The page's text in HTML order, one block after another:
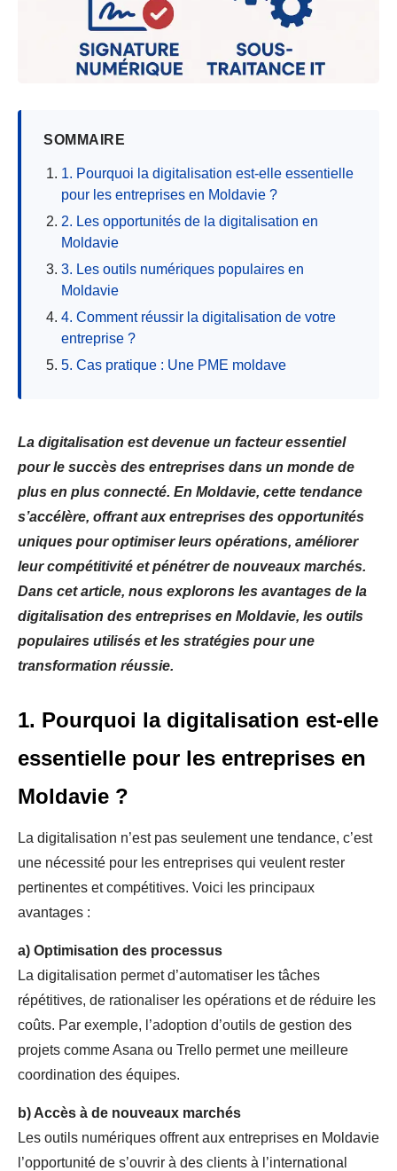
SOMMAIRE
1. Pourquoi la digitalisation est-elle essentielle
pour les entreprises en Moldavie ?
2. Les opportunités de la digitalisation en
Moldavie
3. Les outils numériques populaires en
Moldavie
4. Comment réussir la digitalisation de votre
entreprise ?
5. Cas pratique : Une PME moldave
La digitalisation est devenue un facteur essentiel
pour le succès des entreprises dans un monde de
plus en plus connecté. En Moldavie, cette tendance
s’accélère, offrant aux entreprises des opportunités
uniques pour optimiser leurs opérations, améliorer
leur compétitivité et pénétrer de nouveaux marchés.
Dans cet article, nous explorons les avantages de la
digitalisation des entreprises en Moldavie, les outils
populaires utilisés et les stratégies pour une
transformation réussie.
1. Pourquoi la digitalisation est-elle
essentielle pour les entreprises en
Moldavie ?
La digitalisation n’est pas seulement une tendance, c’est
une nécessité pour les entreprises qui veulent rester
pertinentes et compétitives. Voici les principaux
avantages :
a) Optimisation des processus
La digitalisation permet d’automatiser les tâches
répétitives, de rationaliser les opérations et de réduire les
coûts. Par exemple, l’adoption d’outils de gestion des
projets comme Asana ou Trello permet une meilleure
coordination des équipes.
b) Accès à de nouveaux marchés
Les outils numériques offrent aux entreprises en Moldavie
l’opportunité de s’ouvrir à des clients à l’international